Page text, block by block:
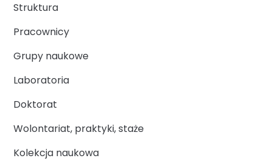
Struktura
Pracownicy
Grupy naukowe
Laboratoria
Doktorat
Wolontariat, praktyki, staże
Kolekcja naukowa